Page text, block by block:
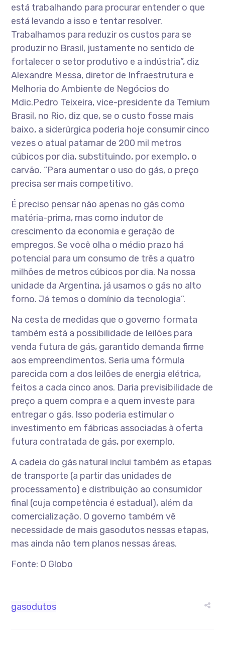
está trabalhando para procurar entender o que
está levando a isso e tentar resolver.
Trabalhamos para reduzir os custos para se
produzir no Brasil, justamente no sentido de
fortalecer o setor produtivo e a indústria”, diz
Alexandre Messa, diretor de Infraestrutura e
Melhoria do Ambiente de Negócios do
Mdic.Pedro Teixeira, vice-presidente da Ternium
Brasil, no Rio, diz que, se o custo fosse mais
baixo, a siderúrgica poderia hoje consumir cinco
vezes o atual patamar de 200 mil metros
cúbicos por dia, substituindo, por exemplo, o
carvão. “Para aumentar o uso do gás, o preço
precisa ser mais competitivo.
É preciso pensar não apenas no gás como
matéria-prima, mas como indutor de
crescimento da economia e geração de
empregos. Se você olha o médio prazo há
potencial para um consumo de três a quatro
milhões de metros cúbicos por dia. Na nossa
unidade da Argentina, já usamos o gás no alto
forno. Já temos o domínio da tecnologia”.
Na cesta de medidas que o governo formata
também está a possibilidade de leilões para
venda futura de gás, garantido demanda firme
aos empreendimentos. Seria uma fórmula
parecida com a dos leilões de energia elétrica,
feitos a cada cinco anos. Daria previsibilidade de
preço a quem compra e a quem investe para
entregar o gás. Isso poderia estimular o
investimento em fábricas associadas à oferta
futura contratada de gás, por exemplo.
A cadeia do gás natural inclui também as etapas
de transporte (a partir das unidades de
processamento) e distribuição ao consumidor
final (cuja competência é estadual), além da
comercialização. O governo também vê
necessidade de mais gasodutos nessas etapas,
mas ainda não tem planos nessas áreas.
Fonte: O Globo
gasodutos